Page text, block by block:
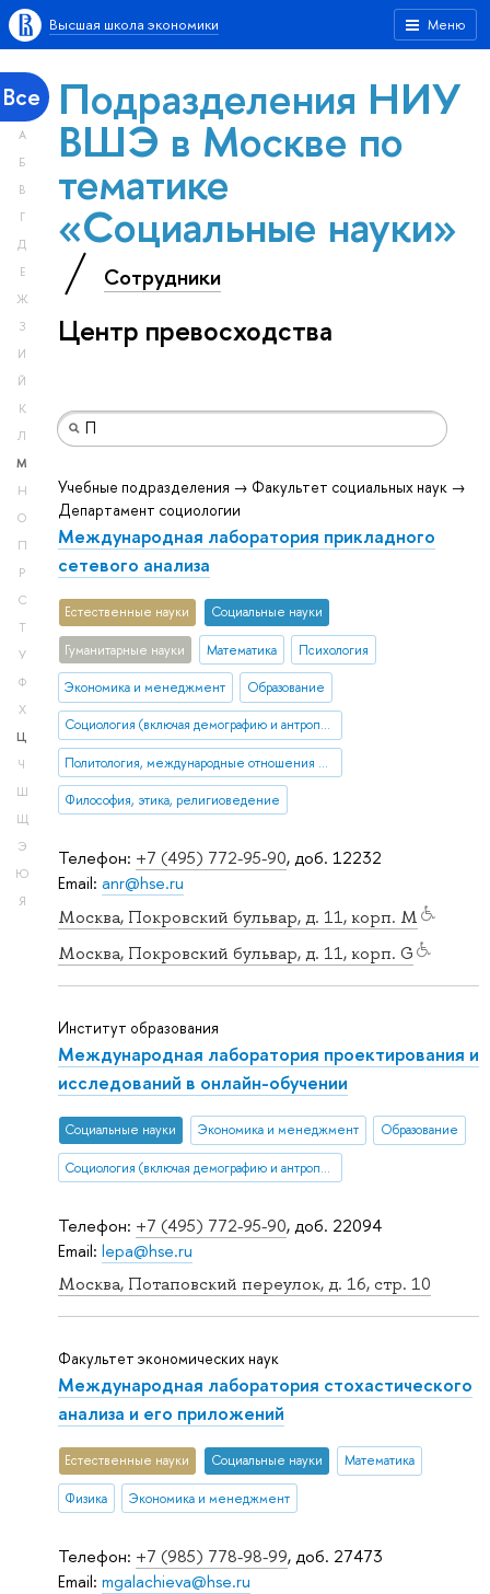
Меню
Высшая школа экономики
Все
А
Б
В
Г
Д
Е
Ж
З
И
Й
К
Л
М
Н
О
П
Р
С
Т
У
Ф
Х
Ц
Ч
Ш
Щ
Э
Ю
Я
Подразделения НИУ
ВШЭ в Москве по
тематике
«Социальные науки»
Сотрудники
Центр превосходства
Телефон: +7 (495) 772-95-90, доб. 12232
Email: anr@hse.ru
Москва, Покровский бульвар, д. 11, корп. M
Москва, Покровский бульвар, д. 11, корп. G
Учебные подразделения → Факультет социальных наук →
Департамент социологии
Международная лаборатория прикладного
сетевого анализа
Естественные науки Социальные науки
Гуманитарные науки Математика Психология
Экономика и менеджмент Образование
Социология (включая демографию и антропологию)
Политология, международные отношения и ГМУ
Философия, этика, религиоведение
Телефон: +7 (495) 772-95-90, доб. 22094
Email: lepa@hse.ru
Москва, Потаповский переулок, д. 16, стр. 10
Институт образования
Международная лаборатория проектирования и
исследований в онлайн-обучении
Социальные науки Экономика и менеджмент Образование
Социология (включая демографию и антропологию)
Телефон: +7 (985) 778-98-99, доб. 27473
Email: mgalachieva@hse.ru
Факультет экономических наук
Международная лаборатория стохастического
анализа и его приложений
Естественные науки Социальные науки Математика
Физика Экономика и менеджмент